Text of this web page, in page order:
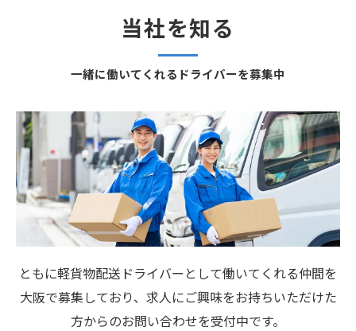
一緒に働いてくれるドライバーを募集中
当社を知る
ともに軽貨物配送ドライバーとして働いてくれる仲間を
大阪で募集しており、求人にご興味をお持ちいただけた
方からのお問い合わせを受付中です。